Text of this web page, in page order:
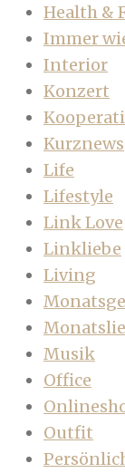
Health &
Immer
Interior
Konzert
Kurznews
Life
Lifestyle
Link Love
Linkliebe
Living
Musik
Office
Outfit